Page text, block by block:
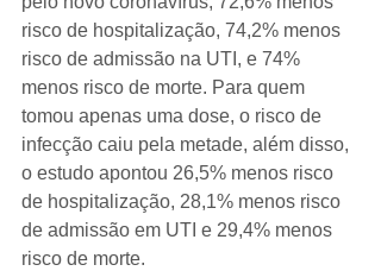
risco de hospitalização, 74,2% menos
risco de admissão na UTI, e 74%
menos risco de morte. Para quem
tomou apenas uma dose, o risco de
infecção caiu pela metade, além disso,
o estudo apontou 26,5% menos risco
de hospitalização, 28,1% menos risco
de admissão em UTI e 29,4% menos
risco de morte.